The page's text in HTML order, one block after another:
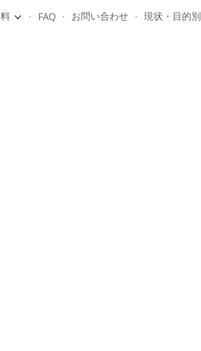
navigationFAQ お問い合わせ 現状・目的別